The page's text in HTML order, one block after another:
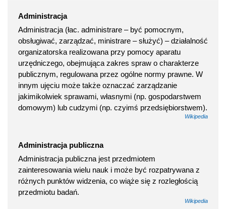
Administracja
Administracja (łac. administrare – być pomocnym,
obsługiwać, zarządzać, ministrare – służyć) – działalność
organizatorska realizowana przy pomocy aparatu
urzędniczego, obejmująca zakres spraw o charakterze
publicznym, regulowana przez ogólne normy prawne. W
innym ujęciu może także oznaczać zarządzanie
jakimikolwiek sprawami, własnymi (np. gospodarstwem
domowym) lub cudzymi (np. czyimś przedsiębiorstwem).
Wikipedia
Administracja publiczna
Administracja publiczna jest przedmiotem
zainteresowania wielu nauk i może być rozpatrywana z
różnych punktów widzenia, co wiąże się z rozległością
przedmiotu badań.
Wikipedia